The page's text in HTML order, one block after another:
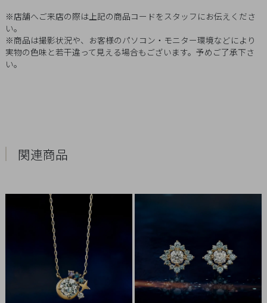
※店舗へご来店の際は上記の商品コードをスタッフにお伝えくださ
い。
※商品は撮影状況や、お客様のパソコン・モニター環境などにより
実物の色味と若干違って見える場合もございます。予めご了承下さ
い。
関連商品
特
定
商
づ
く
示